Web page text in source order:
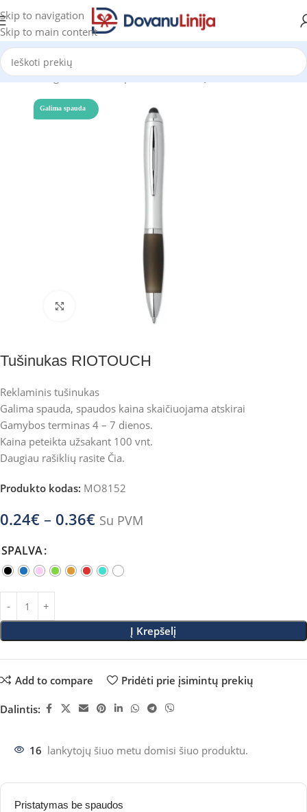
Skip to navigation
Skip to main content
Katalogas Tušinukai, pieštukai, rašiklių rinkiniai Tušinukai
Galima spauda
Click to enlarge
Tušinukas RIOTOUCH
Reklaminis tušinukas
Galima spauda, spaudos kaina skaičiuojama atskirai
Gamybos terminas 4 – 7 dienos.
Kaina peteikta užsakant 100 vnt.
Daugiau rašiklių rasite Čia.
Produkto kodas: MO8152
0.24€ – 0.36€ Su PVM
SPALVA
Į Krepšelį
Add to compare Pridėti prie įsimintų prekių
Dalintis:
16 lankytojų šiuo metu domisi šiuo produktu.
Pristatymas be spaudos